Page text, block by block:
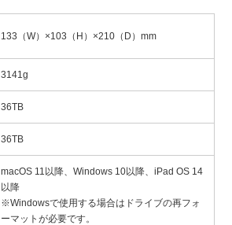
133（W）×103（H）×210（D）mm
3141g
36TB
36TB
macOS 11以降、Windows 10以降、iPad OS 14
以降
※Windowsで使用する場合はドライブの再フォ
ーマットが必要です。